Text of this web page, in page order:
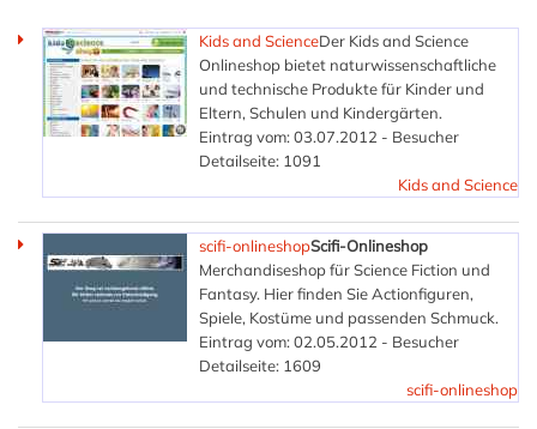
Kids and ScienceDer Kids and Science
Onlineshop bietet naturwissenschaftliche
und technische Produkte für Kinder und
Eltern, Schulen und Kindergärten.
Eintrag vom: 03.07.2012 - Besucher
Detailseite: 1091
Kids and Science
scifi-onlineshopScifi-Onlineshop
Merchandiseshop für Science Fiction und
Fantasy. Hier finden Sie Actionfiguren,
Spiele, Kostüme und passenden Schmuck.
Eintrag vom: 02.05.2012 - Besucher
Detailseite: 1609
scifi-onlineshop